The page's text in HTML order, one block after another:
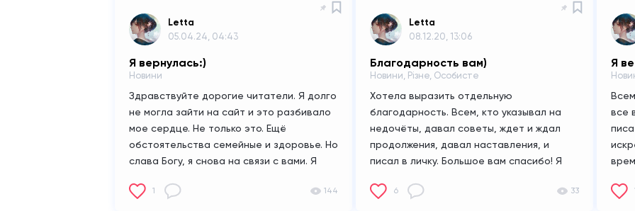
Letta
05.04.24, 04:43
Я вернулась:)
Новини
Здравствуйте дорогие читатели. Я долго
не могла зайти на сайт и это разбивало
мое сердце. Не только это. Ещё
обстоятельства семейные и здоровье. Но
слава Богу, я снова на связи с вами. Я
искренности" и рада буду, если вы
1 144
Letta
08.12.20, 13:06
Благодарность вам)
Новини, Різне, Особисте
Хотела выразить отдельную
благодарность. Всем, кто указывал на
недочёты, давал советы, ждет и ждал
продолжения, давал наставления, и
писал в личку. Большое вам спасибо! Я
буду, как вы отмечали,
6 33
Я
все